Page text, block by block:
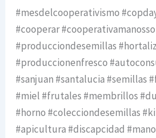
#mesdelcooperativismo
#cooperar
#producciondesemillas
#produccionenfresco
#sanjuan #santalucia #semillas
#miel #frutales #membrillos
#horno #colecciondesemillas
#apicultura #discapcidad